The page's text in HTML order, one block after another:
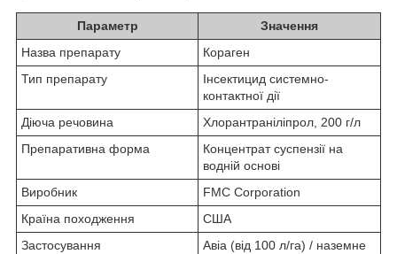
Параметр
Значення
Назва препарату
Кораген
Тип препарату
Інсектицид системно-
контактної дії
Діюча речовина
Хлорантраніліпрол, 200 г/л
Препаративна форма
Концентрат суспензії на
водній основі
Виробник
FMC Corporation
Країна походження
США
Застосування
Авіа (від 100 л/га) / наземне